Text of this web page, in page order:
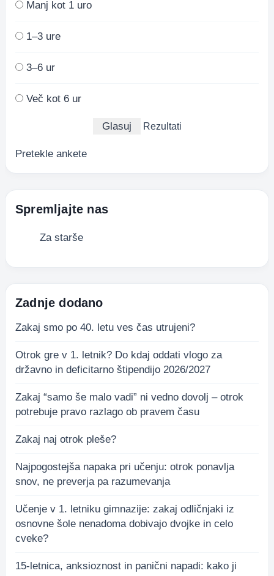
Manj kot 1 uro
1–3 ure
3–6 ur
Več kot 6 ur
Rezultati
Pretekle ankete
Spremljajte nas
Za starše
Zadnje dodano
Zakaj smo po 40. letu ves čas utrujeni?
Otrok gre v 1. letnik? Do kdaj oddati vlogo za
državno in deficitarno štipendijo 2026/2027
Zakaj “samo še malo vadi” ni vedno dovolj – otrok
potrebuje pravo razlago ob pravem času
Zakaj naj otrok pleše?
Najpogostejša napaka pri učenju: otrok ponavlja
snov, ne preverja pa razumevanja
Učenje v 1. letniku gimnazije: zakaj odličnjaki iz
osnovne šole nenadoma dobivajo dvojke in celo
cveke?
15-letnica, anksioznost in panični napadi: kako ji